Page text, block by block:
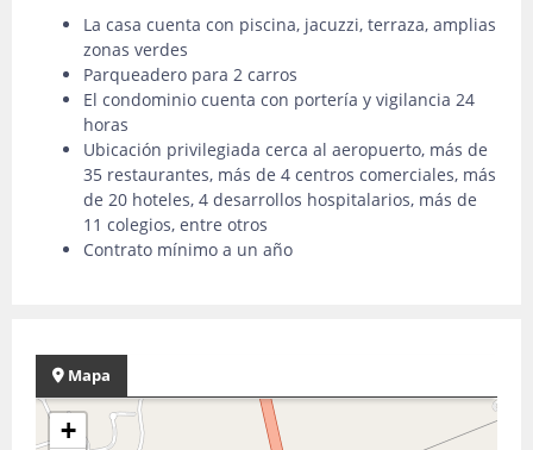
La casa cuenta con piscina, jacuzzi, terraza, amplias
zonas verdes
Parqueadero para 2 carros
El condominio cuenta con portería y vigilancia 24
horas
Ubicación privilegiada cerca al aeropuerto, más de
35 restaurantes, más de 4 centros comerciales, más
de 20 hoteles, 4 desarrollos hospitalarios, más de
11 colegios, entre otros
Contrato mínimo a un año
Mapa
+